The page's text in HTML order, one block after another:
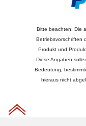
Bitte beachten: Die
Betriebsvorschriften
Produkt und
Diese Angaben
Bedeutung,
hieraus nicht